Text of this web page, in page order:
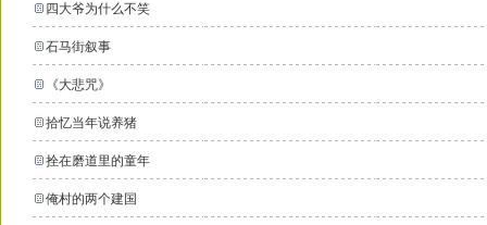
四大爷为什么不笑
石马街叙事
《大悲咒》
拾忆当年说养猪
拴在磨道里的童年
俺村的两个建国